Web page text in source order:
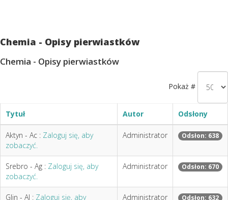
Chemia - Opisy pierwiastków
Chemia - Opisy pierwiastków
Pokaż #
Tytuł Autor Odsłony
Aktyn - Ac : Zaloguj się, aby
zobaczyć.
Administrator Odsłon: 638
Srebro - Ag : Zaloguj się, aby
zobaczyć.
Administrator Odsłon: 670
Glin - Al : Zaloguj się, aby
Administrator Odsłon: 632